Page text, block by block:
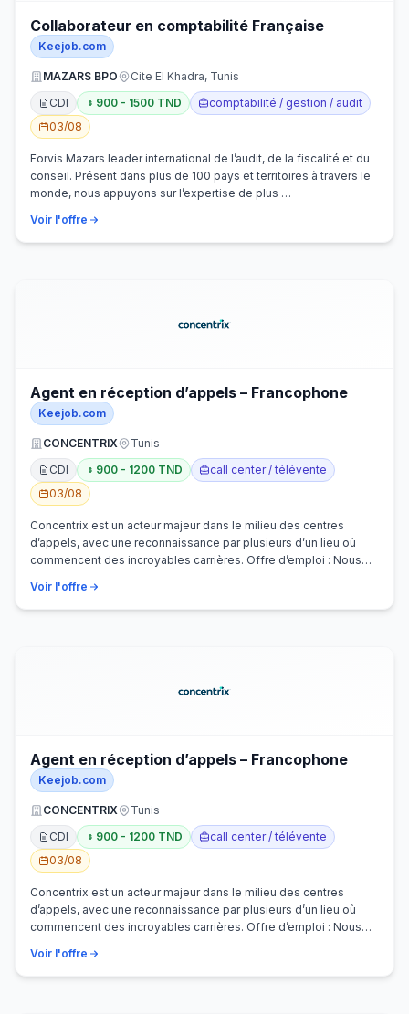
Collaborateur en comptabilité Française
Keejob.com
MAZARS BPO
Cite El Khadra, Tunis
CDI
900 - 1500 TND
comptabilité / gestion / audit
03/08
Forvis Mazars leader international de l’audit, de la fiscalité et du
conseil. Présent dans plus de 100 pays et territoires à travers le
monde, nous appuyons sur l’expertise de plus …
Voir l'offre
Agent en réception d’appels – Francophone
Keejob.com
CONCENTRIX
Tunis
CDI
900 - 1200 TND
call center / télévente
03/08
Concentrix est un acteur majeur dans le milieu des centres
d’appels, avec une reconnaissance par plusieurs d’un lieu où
commencent des incroyables carrières. Offre d’emploi : Nous
Voir l'offre
Agent en réception d’appels – Francophone
Keejob.com
CONCENTRIX
Tunis
CDI
900 - 1200 TND
call center / télévente
03/08
Concentrix est un acteur majeur dans le milieu des centres
d’appels, avec une reconnaissance par plusieurs d’un lieu où
commencent des incroyables carrières. Offre d’emploi : Nous
Voir l'offre